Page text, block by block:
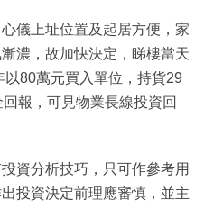
儀上址位置及起居方便，家
濃，故加快決定，睇樓當天
80萬元買入單位，持貨29
報，可見物業長線投資回
資分析技巧，只可作參考用
投資決定前理應審慎，並主